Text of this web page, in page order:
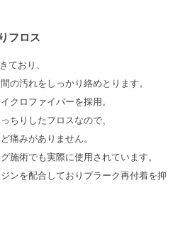
フロス
おり、
の汚れをしっかり絡めとります。
クロファイバーを採用。
ちりしたフロスなので、
痛みがありません。
施術でも実際に使用されています。
ンを配合しておりプラーク再付着を抑